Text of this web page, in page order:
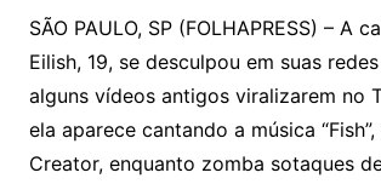
SÃO PAULO, SP (FOLHAPRESS) – A
Eilish, 19, se desculpou em suas
alguns vídeos antigos viralizarem no
ela aparece cantando a música
Creator, enquanto zomba sotaques